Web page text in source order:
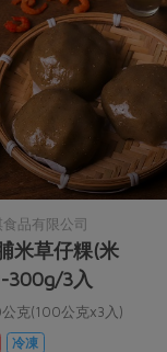
食品有限公司
米草仔粿(米
300g/3入
克(100公克x3入)
冷凍